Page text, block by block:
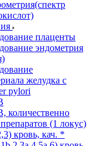
плаценты
эндометрия
желудка с
pylori
количественно
(1 локус)
кровь, кач. *